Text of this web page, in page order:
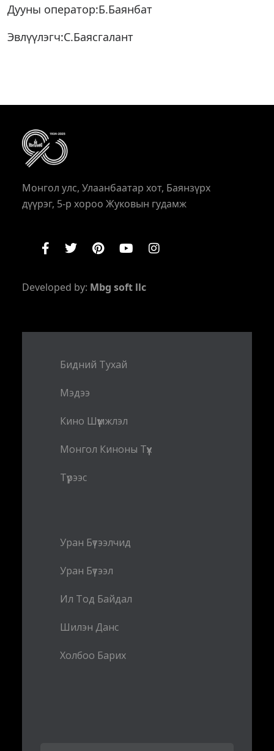
Дууны оператор:Б.Баянбат
Эвлүүлэгч:С.Баясгалант
Монгол улс, Улаанбаатар хот, Баянзүрх
дүүрэг, 5-р хороо Жуковын гудамж
Developed by: Mbg soft llc
Бидний Тухай
Мэдээ
Кино Шүүмжлэл
Монгол Киноны Түүх
Түрээс
Уран Бүтээлчид
Уран Бүтээл
Ил Тод Байдал
Шилэн Данс
Холбоо Барих